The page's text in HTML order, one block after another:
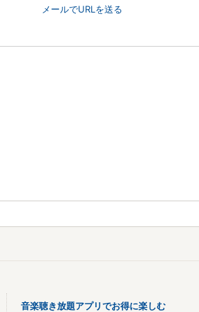
メールでURLを送る
音楽聴き放題アプリでお得に楽しむ